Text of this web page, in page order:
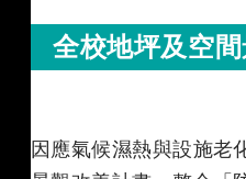
全校地坪及空
因應氣候濕熱與設施老